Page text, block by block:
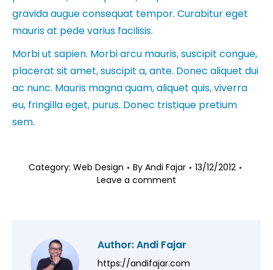
gravida augue consequat tempor. Curabitur eget
mauris at pede varius facilisis.
Morbi ut sapien. Morbi arcu mauris, suscipit congue,
placerat sit amet, suscipit a, ante. Donec aliquet dui
ac nunc. Mauris magna quam, aliquet quis, viverra
eu, fringilla eget, purus. Donec tristique pretium
sem.
Category: Web Design By Andi Fajar
13/12/2012
Leave a comment
Author:Andi Fajar
https://andifajar.com